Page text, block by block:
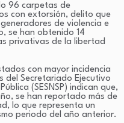
96 carpetas de
con extorsión, delito que
de violencia e
se han obtenido 14
privativas de la libertad
con mayor incidencia
del Secretariado Ejecutivo
(SESNSP) indican que,
se han reportado más de
lo que representa un
periodo del año anterior.